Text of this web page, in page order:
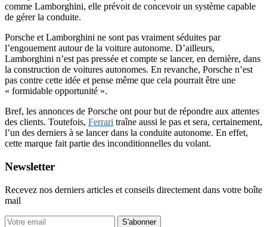
comme Lamborghini, elle prévoit de concevoir un système capable
de gérer la conduite.
Porsche et Lamborghini ne sont pas vraiment séduites par
l’engouement autour de la voiture autonome. D’ailleurs,
Lamborghini n’est pas pressée et compte se lancer, en dernière, dans
la construction de voitures autonomes. En revanche, Porsche n’est
pas contre cette idée et pense même que cela pourrait être une
« formidable opportunité ».
Bref, les annonces de Porsche ont pour but de répondre aux attentes
des clients. Toutefois, Ferrari traîne aussi le pas et sera, certainement,
l’un des derniers à se lancer dans la conduite autonome. En effet,
cette marque fait partie des inconditionnelles du volant.
Newsletter
Recevez nos derniers articles et conseils directement dans votre boîte
mail
S'abonner